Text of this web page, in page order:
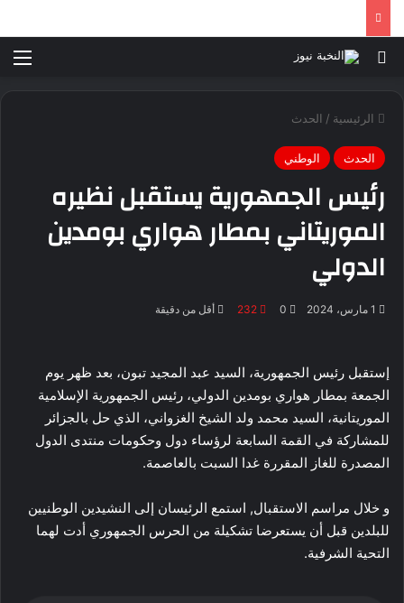
بحث عن
الرئيسية / الحدث
الحدث الوطني
رئيس الجمهورية يستقبل نظيره
الموريتاني بمطار هواري بومدين
الدولي
1 مارس، 2024 0
232 أقل من دقيقة
إستقبل رئيس الجمهورية، السيد عبد المجيد تبون، بعد ظهر يوم
الجمعة بمطار هواري بومدين الدولي، رئيس الجمهورية الإسلامية
الموريتانية، السيد محمد ولد الشيخ الغزواني، الذي حل بالجزائر
للمشاركة في القمة السابعة لرؤساء دول وحكومات منتدى الدول
المصدرة للغاز المقررة غدا السبت بالعاصمة.
و خلال مراسم الاستقبال, استمع الرئيسان إلى النشيدين الوطنيين
للبلدين قبل أن يستعرضا تشكيلة من الحرس الجمهوري أدت لهما
التحية الشرفية.